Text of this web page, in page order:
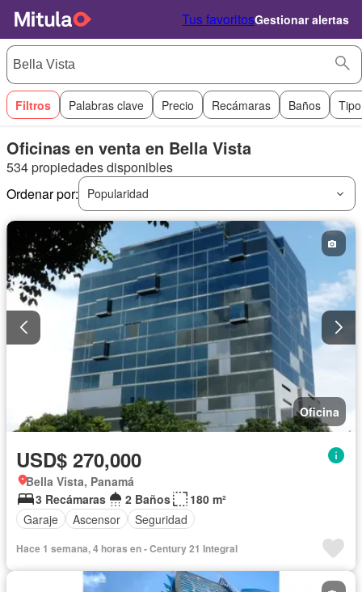
Tus favoritosGestionar alertas
Filtros Palabras clave Precio Recámaras Baños
Oficinas en venta en Bella Vista
534 propiedades disponibles
Ordenar por:
Popularidad
Oficina
USD$ 270,000
Bella Vista, Panamá
3 Recámaras
2 Baños
180 m²
Garaje
Ascensor Seguridad
Hace 1 semana, 4 horas en - Century 21 Integral